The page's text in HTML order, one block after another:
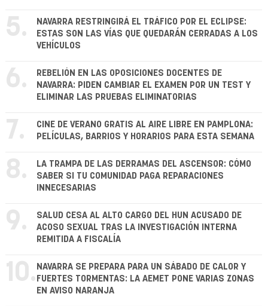
5.
NAVARRA RESTRINGIRÁ EL TRÁFICO POR EL ECLIPSE:
ESTAS SON LAS VÍAS QUE QUEDARÁN CERRADAS A LOS
VEHÍCULOS
6.
REBELIÓN EN LAS OPOSICIONES DOCENTES DE
NAVARRA: PIDEN CAMBIAR EL EXAMEN POR UN TEST Y
ELIMINAR LAS PRUEBAS ELIMINATORIAS
7.
CINE DE VERANO GRATIS AL AIRE LIBRE EN PAMPLONA:
PELÍCULAS, BARRIOS Y HORARIOS PARA ESTA SEMANA
8.
LA TRAMPA DE LAS DERRAMAS DEL ASCENSOR: CÓMO
SABER SI TU COMUNIDAD PAGA REPARACIONES
INNECESARIAS
9.
SALUD CESA AL ALTO CARGO DEL HUN ACUSADO DE
ACOSO SEXUAL TRAS LA INVESTIGACIÓN INTERNA
REMITIDA A FISCALÍA
10. NAVARRA SE PREPARA PARA UN SÁBADO DE CALOR Y
FUERTES TORMENTAS: LA AEMET PONE VARIAS ZONAS
EN AVISO NARANJA